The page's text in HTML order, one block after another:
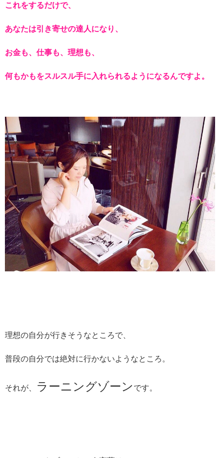
これをするだけで、
あなたは引き寄せの達人になり、
お金も、仕事も、理想も、
何もかもをスルスル手に入れられるようになるんですよ。
理想の自分が行きそうなところで、
普段の自分では絶対に行かないようなところ。
それが、 ラーニングゾーン です。